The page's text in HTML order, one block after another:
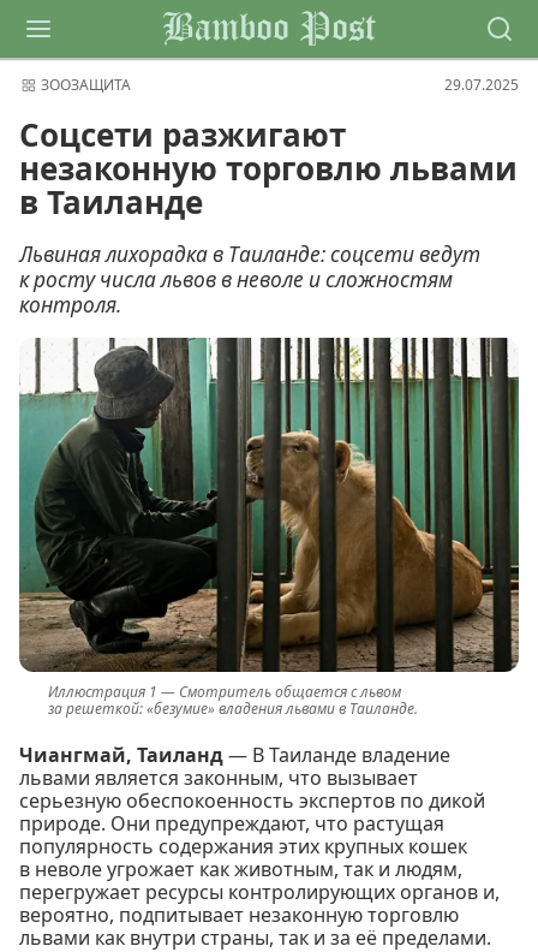
Bamboo Post
ЗООЗАЩИТА 29.07.2025
Соцсети разжигают
незаконную торговлю львами
в Таиланде
Львиная лихорадка в Таиланде: соцсети ведут
к росту числа львов в неволе и сложностям
контроля.
Смотритель общается с львом
за решеткой: «безумие» владения львами в Таиланде.
Чиангмай, Таиланд— В Таиланде владение
львами является законным, что вызывает
серьезную обеспокоенность экспертов по дикой
природе. Они предупреждают, что растущая
популярность содержания этих крупных кошек
в неволе угрожает как животным, так и людям,
перегружает ресурсы контролирующих органов и,
вероятно, подпитывает незаконную торговлю
львами как внутри страны, так и за её пределами.